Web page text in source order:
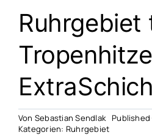
Von Sebastian Sendlak Published
Kategorien: Ruhrgebiet